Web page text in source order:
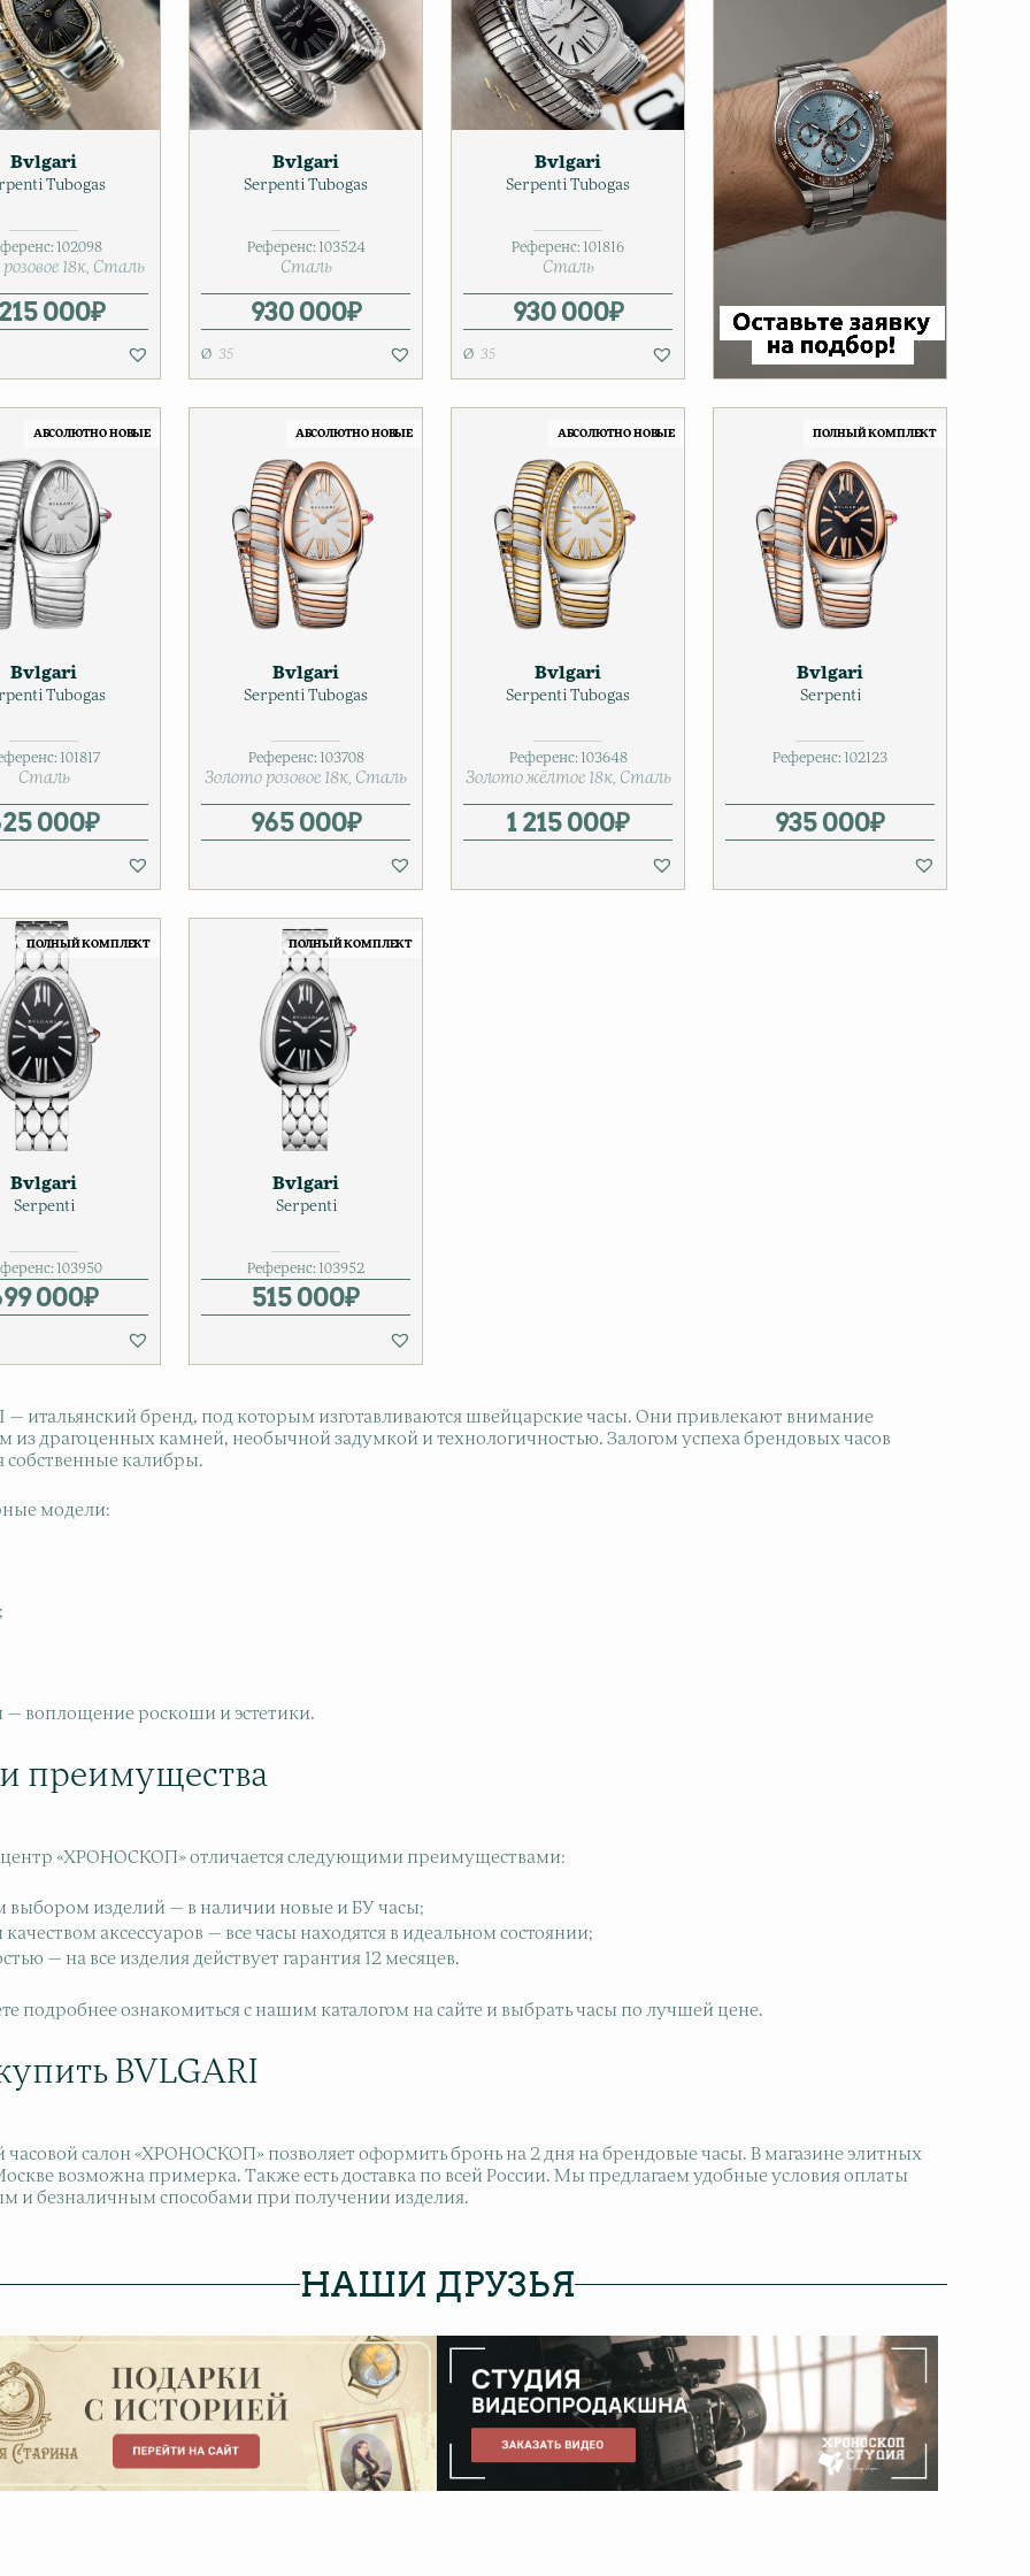
Bvlgari
Tubogas
102098
18к Сталь
000₽
Bvlgari
Serpenti Tubogas
Референс: 103524
Сталь
930 000₽
35
Bvlgari
Serpenti Tubogas
Референс: 101816
Сталь
930 000₽
35
АБСОЛЮТНО НОВЫЕ
Bvlgari
Tubogas
101817
Сталь
000₽
АБСОЛЮТНО НОВЫЕ
Bvlgari
Serpenti Tubogas
Референс: 103708
Золото розовое 18к Сталь
965 000₽
АБСОЛЮТНО НОВЫЕ
Bvlgari
Serpenti Tubogas
Референс: 103648
Золото жёлтое 18к Сталь
1 215 000₽
ПОЛНЫЙ КОМПЛЕКТ
Bvlgari
Serpenti
Референс: 102123
935 000₽
ПОЛНЫЙ КОМПЛЕКТ
Bvlgari
Serpenti
103950
000₽
ПОЛНЫЙ КОМПЛЕКТ
Bvlgari
Serpenti
Референс: 103952
515 000₽
— итальянский бренд, под которым изготавливаются швейцарские часы. Они привлекают внимание
из драгоценных камней, необычной задумкой и технологичностью. Залогом успеха брендовых часов
собственные калибры.
модели:
— воплощение роскоши и эстетики.
преимущества
центр «ХРОНОСКОП» отличается следующими преимуществами:
выбором изделий — в наличии новые и БУ часы;
аксессуаров — все часы находятся в идеальном состоянии;
— на все изделия действует гарантия 12 месяцев.
подробнее ознакомиться с нашим каталогом на сайте и выбрать часы по лучшей цене.
BVLGARI
салон «ХРОНОСКОП» позволяет оформить бронь на 2 дня на брендовые часы. В магазине элитных
возможна примерка. Также есть доставка по всей России. Мы предлагаем удобные условия оплаты
и безналичным способами при получении изделия.
НАШИ ДРУЗЬЯ